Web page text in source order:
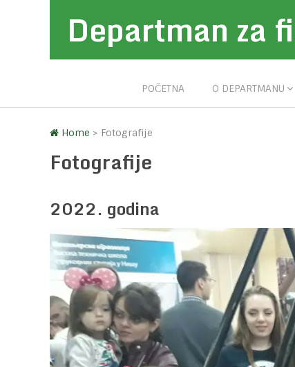
Departman za
POČETNA O DEPARTMANU
Home > Fotografije
Fotografije
2022. godina